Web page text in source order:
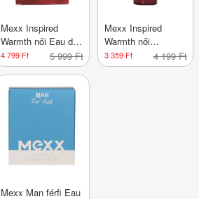
Mexx Inspired
Warmth női Eau de
Parfum - 30 ml
4 799 Ft 5 999 Ft
Mexx Inspired
Warmth női
testpermet - 250 ml
3 359 Ft 4 199 Ft
Mexx Man férfi Eau